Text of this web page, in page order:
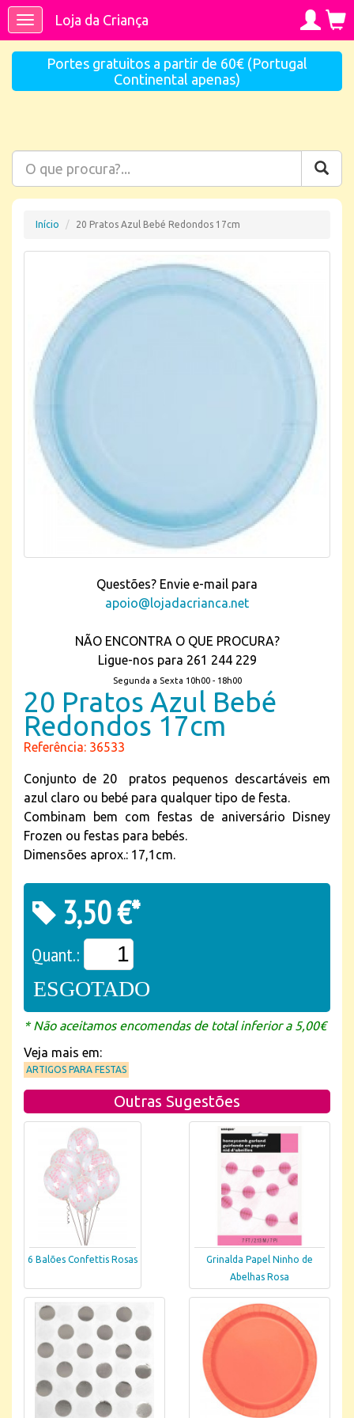
ToggleLoja da Criança
Portes gratuitos a partir de 60€ (Portugal
Continental apenas)
Início 20 Pratos Azul Bebé Redondos 17cm
Questões? Envie e-mail para
apoio@lojadacrianca.net
NÃO ENCONTRA O QUE PROCURA?
Ligue-nos para 261 244 229
Segunda a Sexta 10h00 - 18h00
20 Pratos Azul Bebé
Redondos 17cm
Referência: 36533
Conjunto de 20 pratos pequenos descartáveis em
azul claro ou bebé para qualquer tipo de festa.
Combinam bem com festas de aniversário Disney
Frozen ou festas para bebés.
Dimensões aprox.: 17,1cm.
3,50 €*
Quant.:
ESGOTADO
* Não aceitamos encomendas de total inferior a 5,00€
Veja mais em:
ARTIGOS PARA FESTAS
Outras Sugestões
6 Balões Confettis Rosas
Grinalda Papel Ninho de
Abelhas Rosa